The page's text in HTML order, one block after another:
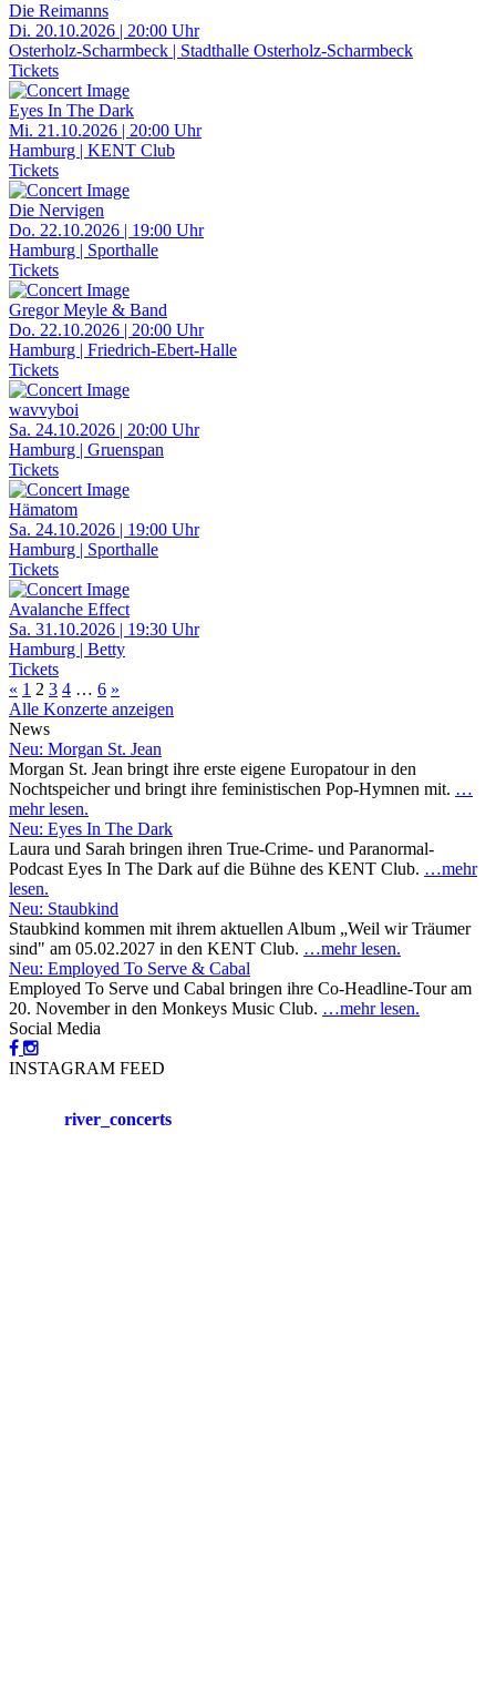
Die Reimanns
Di. 20.10.2026 | 20:00 Uhr
Osterholz-Scharmbeck | Stadthalle Osterholz-Scharmbeck
Tickets
Eyes In The Dark
Mi. 21.10.2026 | 20:00 Uhr
Hamburg | KENT Club
Tickets
Die Nervigen
Do. 22.10.2026 | 19:00 Uhr
Hamburg | Sporthalle
Tickets
Gregor Meyle & Band
Do. 22.10.2026 | 20:00 Uhr
Hamburg | Friedrich-Ebert-Halle
Tickets
wavvyboi
Sa. 24.10.2026 | 20:00 Uhr
Hamburg | Gruenspan
Tickets
Hämatom
Sa. 24.10.2026 | 19:00 Uhr
Hamburg | Sporthalle
Tickets
Avalanche Effect
Sa. 31.10.2026 | 19:30 Uhr
Hamburg | Betty
Tickets
« 1 2 3 4 … 6 »
Alle Konzerte anzeigen
News
Neu: Morgan St. Jean
Morgan St. Jean bringt ihre erste eigene Europatour in den
Nochtspeicher und bringt ihre feministischen Pop-Hymnen mit. …
mehr lesen.
Neu: Eyes In The Dark
Laura und Sarah bringen ihren True-Crime- und Paranormal-
Podcast Eyes In The Dark auf die Bühne des KENT Club. …mehr
lesen.
Neu: Staubkind
Staubkind kommen mit ihrem aktuellen Album „Weil wir Träumer
sind" am 05.02.2027 in den KENT Club. …mehr lesen.
Neu: Employed To Serve & Cabal
Employed To Serve und Cabal bringen ihre Co-Headline-Tour am
20. November in den Monkeys Music Club. …mehr lesen.
Social Media
INSTAGRAM FEED
river_concerts